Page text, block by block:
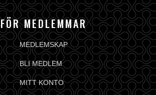
FÖR MEDLEMMAR
MEDLEMSKAP
BLI MEDLEM
MITT KONTO